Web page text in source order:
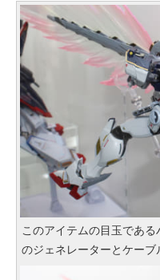
このアイテムの目玉であ
のジェネレーターとケーブ